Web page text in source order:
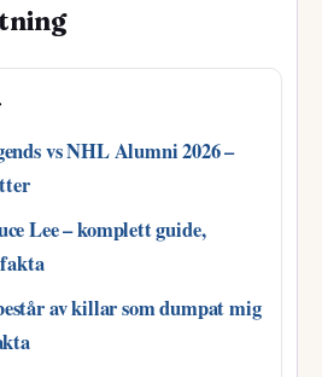
vs NHL Alumni 2026 –
Lee – komplett guide,
av killar som dumpat mig